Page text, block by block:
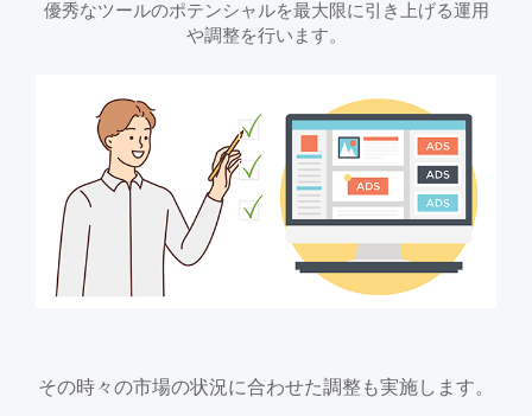
優秀なツールのポテンシャルを最大限に引き上げる運用
や調整を行います。
その時々の市場の状況に合わせた調整も実施します。